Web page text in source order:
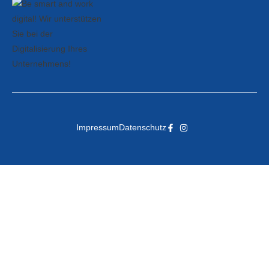
ImpressumDatenschutz